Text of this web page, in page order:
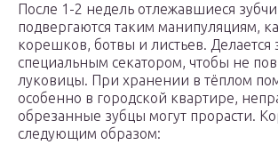
После 1-2 недель отлежавшиеся
подвергаются таким манипуляциям,
корешков, ботвы и листьев. Делается
специальным секатором, чтобы не
луковицы. При хранении в тёплом
особенно в городской квартире,
обрезанные зубцы могут прорасти.
следующим образом: